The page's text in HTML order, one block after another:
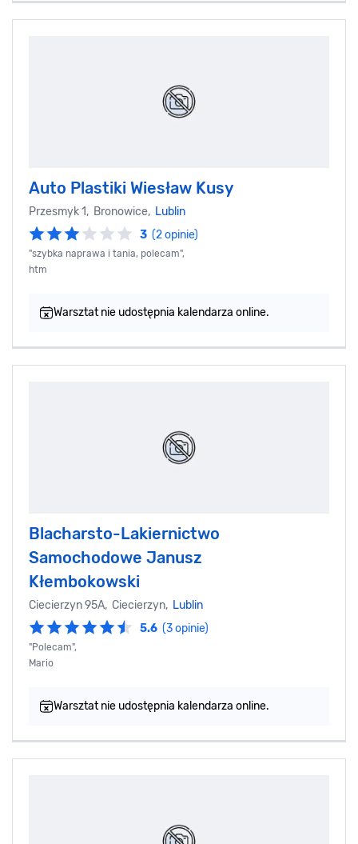
Auto Plastiki Wiesław Kusy
Przesmyk 1, Bronowice, Lublin
3 (2 opinie)
"szybka naprawa i tania, polecam",
htm
Warsztat nie udostępnia kalendarza online.
Blacharsto-Lakiernictwo
Samochodowe Janusz
Kłembokowski
Ciecierzyn 95A, Ciecierzyn, Lublin
5.6 (3 opinie)
"Polecam",
Mario
Warsztat nie udostępnia kalendarza online.